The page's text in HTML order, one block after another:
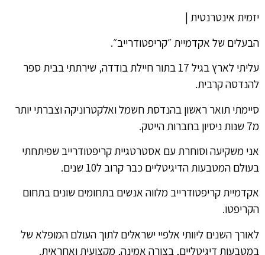
יזמית אינטרנטית |
הבעלים של אקדמיית ״קריפטודרייב״.
עליתי לארץ בגיל 17 בתור חיילת בודדה, שירתתי בבית ספר
להנדסה קרבית.
סיימתי תואר ראשון בהנדסת חשמל ואלקטרוניקה וצברתי יותר
מ7 שנות ניסיון בחברות הייטק.
אני משקיעה וסוחרת עם אסטרטגיית קריפטודרייב שפיתחתי
בעולם המטבעות הדיגיטליים כבר קרוב ל10 שנים.
אקדמיית קריפטודרייב מלווה אנשים בתחומים שונים בתחום
הקריפטו.
לאורך השנים ליוותי אלפיי ישראלים לתוך העולם המופלא של
במטבעות דיגיטליים, בצורה אמינה, מקצועית ואחראית.